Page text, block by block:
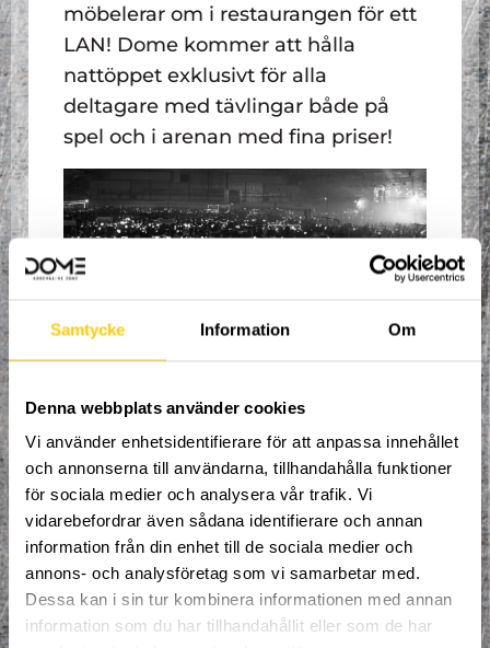
Samtycke Information Om
Denna webbplats använder cookies
Vi använder enhetsidentifierare för att anpassa innehållet
och annonserna till användarna, tillhandahålla funktioner
för sociala medier och analysera vår trafik. Vi
vidarebefordrar även sådana identifierare och annan
information från din enhet till de sociala medier och
annons- och analysföretag som vi samarbetar med.
Dessa kan i sin tur kombinera informationen med annan
information som du har tillhandahållit eller som de har
möbelerar om i restaurangen för ett
LAN! Dome kommer att hålla
nattöppet exklusivt för alla
deltagare med tävlingar både på
spel och i arenan med fina priser!
Ingår
Nattöppet och tillgång till hela
Fri tillgång i uthyrningen
Exklusiva rabatter i
Logi 1x natt
Tävlingar, turneringar och lekar